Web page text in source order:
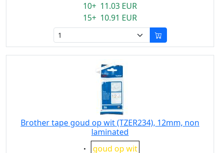
10+ 11.03 EUR
15+ 10.91 EUR
Brother tape goud op wit (TZER234), 12mm, non
laminated
Eigenschaft:
goud op wit